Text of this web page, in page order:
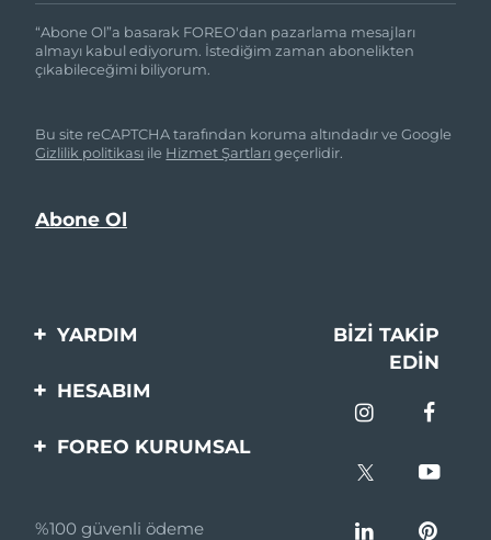
“Abone Ol”a basarak FOREO'dan pazarlama mesajları
almayı kabul ediyorum. İstediğim zaman abonelikten
çıkabileceğimi biliyorum.
Bu site reCAPTCHA tarafından koruma altındadır ve Google
Gizlilik politikası ile Hizmet Şartlarıgeçerlidir.
YARDIM
Bi̇zi̇mle İleti̇şi̇me Geçi̇n
BIZI TAKIP
EDIN
HESABIM
Ürün Kaydı
FOREO KURUMSAL
Ortaklik Programi
%100 güvenli ödeme